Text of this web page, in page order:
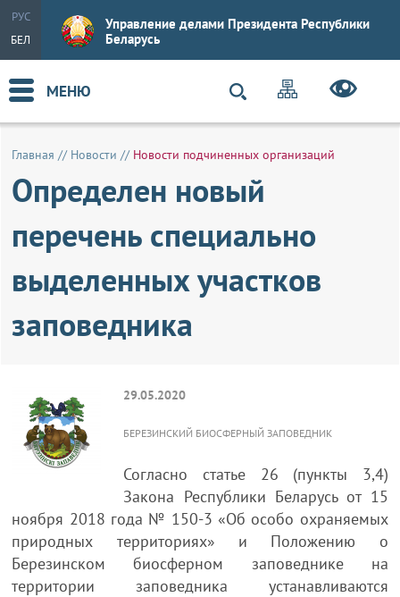
РУС
БЕЛ
Управление делами Президента Республики
Беларусь
МЕНЮ
Главная // Новости // Новости подчиненных организаций
Определен новый
перечень специально
выделенных участков
заповедника
29.05.2020
БЕРЕЗИНСКИЙ БИОСФЕРНЫЙ ЗАПОВЕДНИК
Согласно статье 26 (пункты 3,4)
Закона Республики Беларусь от 15
ноября 2018 года № 150-3 «Об особо охраняемых
природных территориях» и Положению о
Березинском биосферном заповеднике на
территории заповедника устанавливаются